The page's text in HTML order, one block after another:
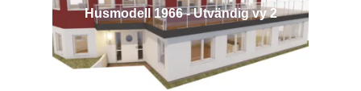
Husmodell 1966 - Utvändig vy 2